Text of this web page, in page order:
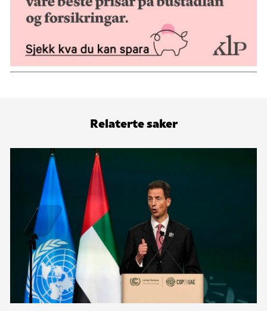
Relaterte saker